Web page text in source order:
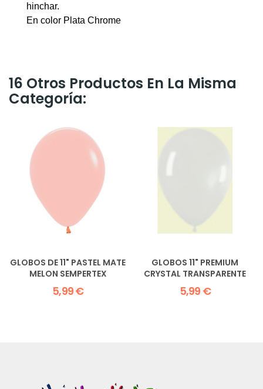
hinchar.
En color Plata Chrome
16 Otros Productos En La Misma
Categoría:
GLOBOS DE 11" PASTEL MATE
MELON SEMPERTEX
5,99 €
GLOBOS 11" PREMIUM
CRYSTAL TRANSPARENTE
5,99 €